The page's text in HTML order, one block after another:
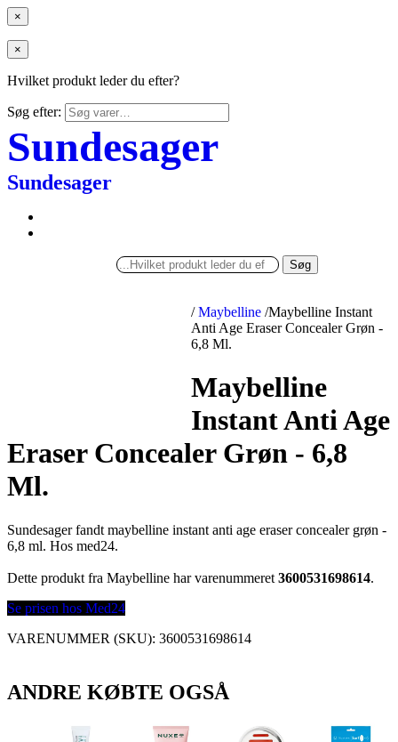
×
×
Hvilket produkt leder du efter?
Søg efter:
Sundesager
Sundesager
Søg
/ Maybelline /Maybelline Instant
Anti Age Eraser Concealer Grøn -
6,8 Ml.
Maybelline
Instant Anti Age
Eraser Concealer Grøn - 6,8
Ml.
Sundesager fandt maybelline instant anti age eraser concealer grøn -
6,8 ml. Hos med24.
Dette produkt fra Maybelline har varenummeret 3600531698614.
Se prisen hos Med24
VARENUMMER (SKU): 3600531698614
ANDRE KØBTE OGSÅ